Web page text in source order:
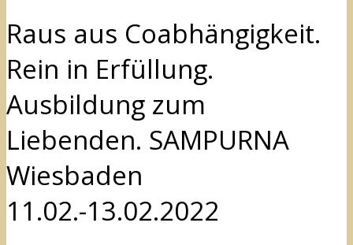
Raus aus Coabhängigkeit.
Rein in Erfüllung.
Ausbildung zum
Liebenden. SAMPURNA
Wiesbaden
11.02.-13.02.2022